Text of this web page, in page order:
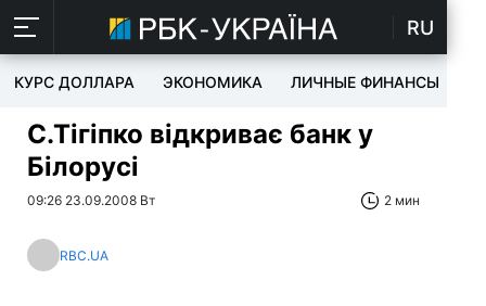
RU
КУРС ДОЛЛАРА ЭКОНОМИКА ЛИЧНЫЕ ФИНАНСЫ
С.Тігіпко відкриває банк у
Білорусі
09:26 23.09.2008 Вт 2 мин
RBC.UA